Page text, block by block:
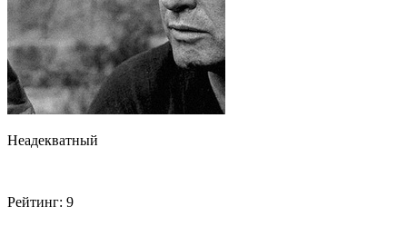
Неадекватный
Рейтинг: 9